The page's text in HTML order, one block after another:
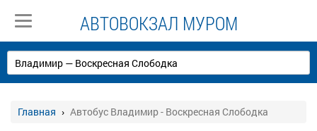
АВТОВОКЗАЛ МУРОМ
Главная Автобус Владимир - Воскресная Слободка